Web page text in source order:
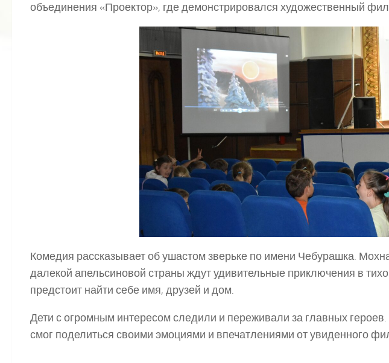
объединения «Проектор», где демонстрировался художественный
Комедия рассказывает об ушастом зверьке по имени Чебурашка.
далекой апельсиновой страны ждут удивительные приключения в
предстоит найти себе имя, друзей и дом.
Дети с огромным интересом следили и переживали за главных
смог поделиться своими эмоциями и впечатлениями от увиденного